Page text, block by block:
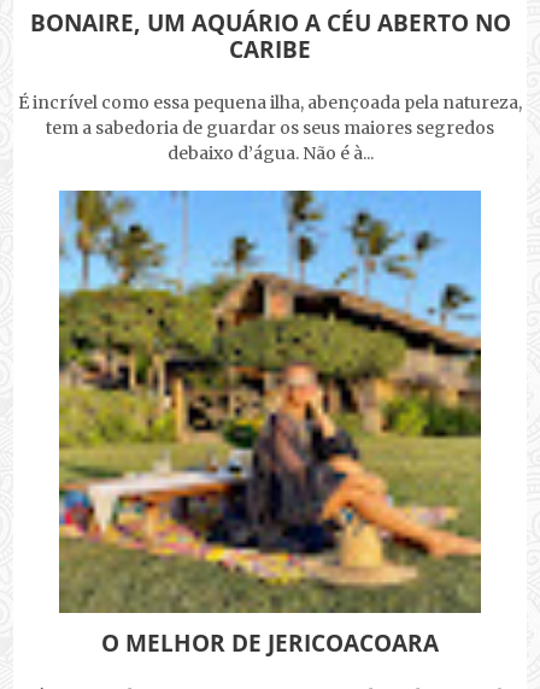
BONAIRE, UM AQUÁRIO A CÉU ABERTO NO
CARIBE
É incrível como essa pequena ilha, abençoada pela natureza,
tem a sabedoria de guardar os seus maiores segredos
debaixo d’água. Não é à...
O MELHOR DE JERICOACOARA